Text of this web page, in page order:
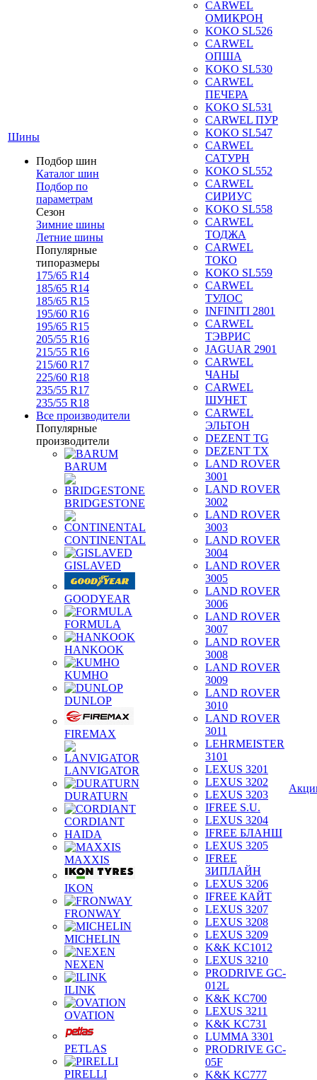
Шины
Подбор шин
Каталог шин
Подбор по
параметрам
Сезон
Зимние шины
Летние шины
Популярные
типоразмеры
175/65 R14
185/65 R14
185/65 R15
195/60 R16
195/65 R15
205/55 R16
215/55 R16
215/60 R17
225/60 R18
235/55 R17
235/55 R18
Все производители
Популярные
производители
BARUM
BRIDGESTONE
CONTINENTAL
GISLAVED
GOODYEAR
FORMULA
HANKOOK
KUMHO
DUNLOP
FIREMAX
LANVIGATOR
DURATURN
CORDIANT
HAIDA
MAXXIS
IKON
FRONWAY
MICHELIN
NEXEN
ILINK
OVATION
PETLAS
PIRELLI
CARWEL
ОМИКРОН
KOKO SL526
CARWEL
ОПША
KOKO SL530
CARWEL
ПЕЧЕРА
KOKO SL531
CARWEL ПУР
KOKO SL547
CARWEL
САТУРН
KOKO SL552
CARWEL
СИРИУС
KOKO SL558
CARWEL
ТОДЖА
CARWEL
ТОКО
KOKO SL559
CARWEL
ТУЛОС
INFINITI 2801
CARWEL
ТЭВРИС
JAGUAR 2901
CARWEL
ЧАНЫ
CARWEL
ШУНЕТ
CARWEL
ЭЛЬТОН
DEZENT TG
DEZENT TX
LAND ROVER
3001
LAND ROVER
3002
LAND ROVER
3003
LAND ROVER
3004
LAND ROVER
3005
LAND ROVER
3006
LAND ROVER
3007
LAND ROVER
3008
LAND ROVER
3009
LAND ROVER
3010
LAND ROVER
3011
LEHRMEISTER
3101
LEXUS 3201
LEXUS 3202
LEXUS 3203
IFREE S.U.
LEXUS 3204
IFREE БЛАНШ
LEXUS 3205
IFREE
ЗИПЛАЙН
LEXUS 3206
IFREE КАЙТ
LEXUS 3207
LEXUS 3208
LEXUS 3209
K&K KC1012
LEXUS 3210
PRODRIVE GC-
012L
K&K KC700
LEXUS 3211
K&K KC731
LUMMA 3301
PRODRIVE GC-
05F
K&K KC777